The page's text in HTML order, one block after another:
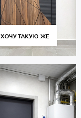
ХОЧУ ТАКУЮ ЖЕ